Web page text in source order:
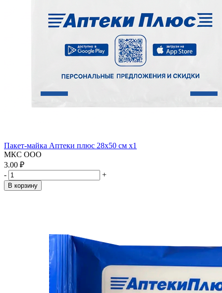
Пакет-майка Аптеки плюс 28х50 см x1
МКС ООО
3.00 ₽
-
+
В корзину